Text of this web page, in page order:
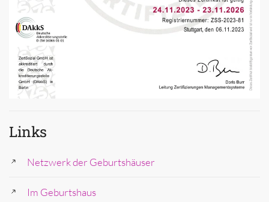
Links
Netzwerk der Geburtshäuser
Im Geburtshaus